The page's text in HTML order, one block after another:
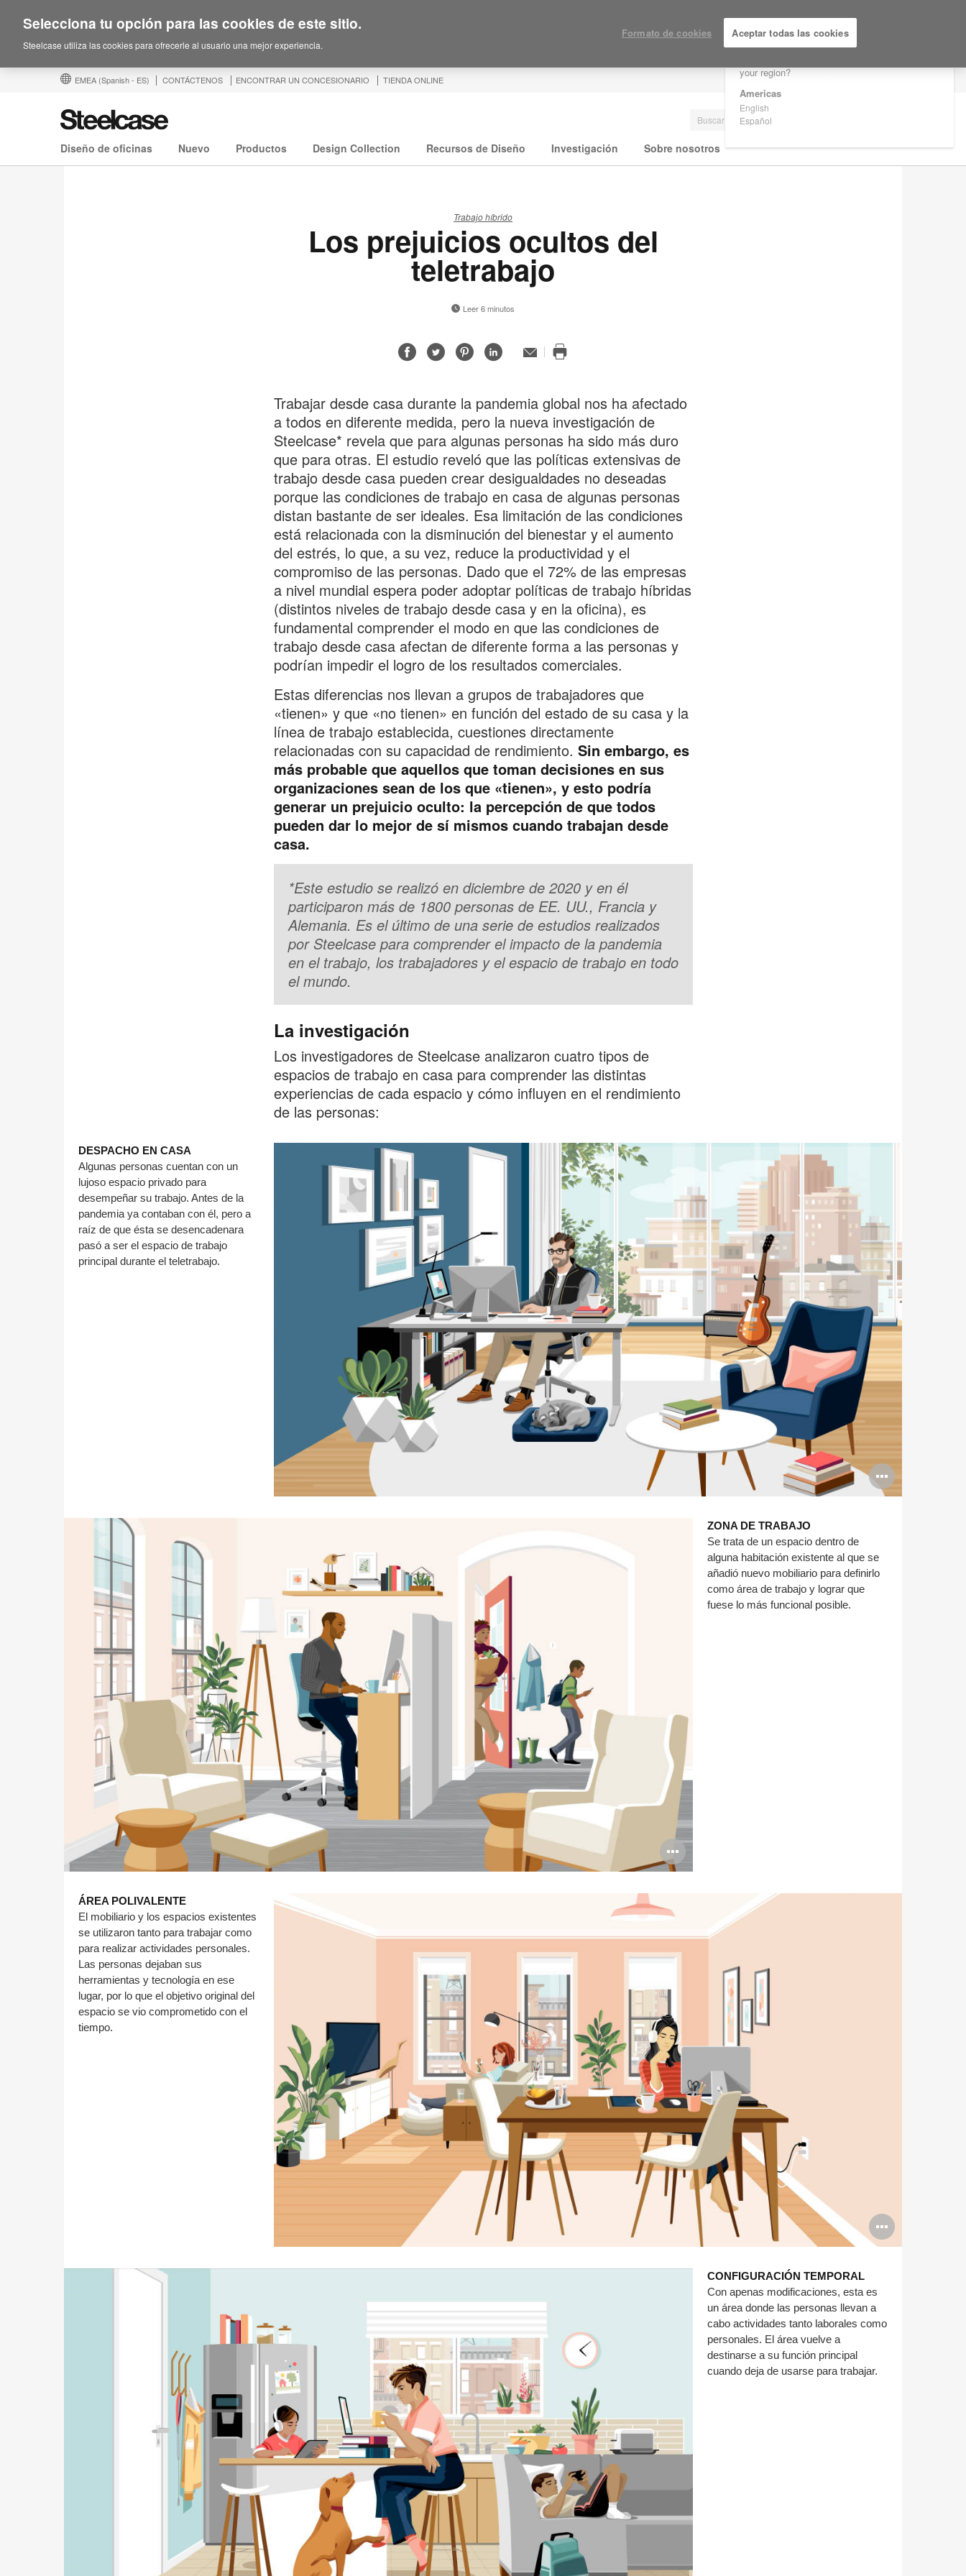
Are you in United States?
your region?
Americas
English
Español
EMEA (Spanish - ES) CONTÁCTENOS ENCONTRAR UN CONCESIONARIO TIENDA ONLINE
Diseño de oficinas Nuevo Productos Design Collection Recursos de Diseño Investigación Sobre nosotros
Trabajo híbrido
Los prejuicios ocultos del
teletrabajo
Leer 6 minutos
Compartir
Compartir
Compartir
Compartir
in
Correo
página
Trabajar desde casa durante la pandemia global nos ha afectado
a todos en diferente medida, pero la nueva investigación de
Steelcase* revela que para algunas personas ha sido más duro
que para otras. El estudio reveló que las políticas extensivas de
trabajo desde casa pueden crear desigualdades no deseadas
porque las condiciones de trabajo en casa de algunas personas
distan bastante de ser ideales. Esa limitación de las condiciones
está relacionada con la disminución del bienestar y el aumento
del estrés, lo que, a su vez, reduce la productividad y el
compromiso de las personas. Dado que el 72% de las empresas
a nivel mundial espera poder adoptar políticas de trabajo híbridas
(distintos niveles de trabajo desde casa y en la oficina), es
fundamental comprender el modo en que las condiciones de
trabajo desde casa afectan de diferente forma a las personas y
podrían impedir el logro de los resultados comerciales.
Estas diferencias nos llevan a grupos de trabajadores que
«tienen» y que «no tienen» en función del estado de su casa y la
línea de trabajo establecida, cuestiones directamente
relacionadas con su capacidad de rendimiento. Sin embargo, es
más probable que aquellos que toman decisiones en sus
organizaciones sean de los que «tienen», y esto podría
generar un prejuicio oculto: la percepción de que todos
pueden dar lo mejor de sí mismos cuando trabajan desde
casa.
*Este estudio se realizó en diciembre de 2020 y en él
participaron más de 1800 personas de EE. UU., Francia y
Alemania. Es el último de una serie de estudios realizados
por Steelcase para comprender el impacto de la pandemia
en el trabajo, los trabajadores y el espacio de trabajo en todo
el mundo.
La investigación
Los investigadores de Steelcase analizaron cuatro tipos de
espacios de trabajo en casa para comprender las distintas
experiencias de cada espacio y cómo influyen en el rendimiento
de las personas:
Abrir
imagen
DESPACHO EN CASA
Algunas personas cuentan con un
lujoso espacio privado para
desempeñar su trabajo. Antes de la
pandemia ya contaban con él, pero a
raíz de que ésta se desencadenara
pasó a ser el espacio de trabajo
principal durante el teletrabajo.
Abrir
imagen
ZONA DE TRABAJO
Se trata de un espacio dentro de
alguna habitación existente al que se
añadió nuevo mobiliario para definirlo
como área de trabajo y lograr que
fuese lo más funcional posible.
Abrir
imagen
ÁREA POLIVALENTE
El mobiliario y los espacios existentes
se utilizaron tanto para trabajar como
para realizar actividades personales.
Las personas dejaban sus
herramientas y tecnología en ese
lugar, por lo que el objetivo original del
espacio se vio comprometido con el
tiempo.
CONFIGURACIÓN TEMPORAL
Con apenas modificaciones, esta es
un área donde las personas llevan a
cabo actividades tanto laborales como
personales. El área vuelve a
destinarse a su función principal
cuando deja de usarse para trabajar.
Selecciona tu opción para las cookies de este sitio.
Steelcase utiliza las cookies para ofrecerle al usuario una mejor experiencia.
Formato de cookies Aceptar todas las cookies